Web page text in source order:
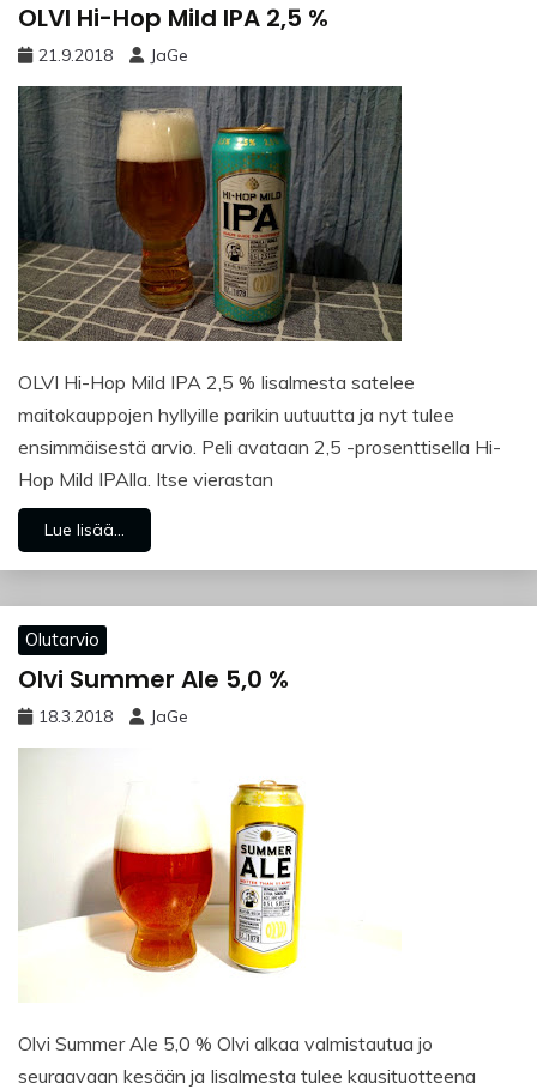
OLVI Hi-Hop Mild IPA 2,5 %
21.9.2018 JaGe
OLVI Hi-Hop Mild IPA 2,5 % Iisalmesta satelee
maitokauppojen hyllyille parikin uutuutta ja nyt tulee
ensimmäisestä arvio. Peli avataan 2,5 -prosenttisella Hi-
Hop Mild IPAlla. Itse vierastan
Lue lisää...
Olutarvio
Olvi Summer Ale 5,0 %
18.3.2018 JaGe
Olvi Summer Ale 5,0 % Olvi alkaa valmistautua jo
seuraavaan kesään ja Iisalmesta tulee kausituotteena